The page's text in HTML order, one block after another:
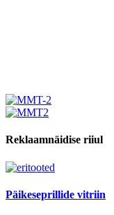
Reklaamnäidise riiul
Päikeseprillide vitriin